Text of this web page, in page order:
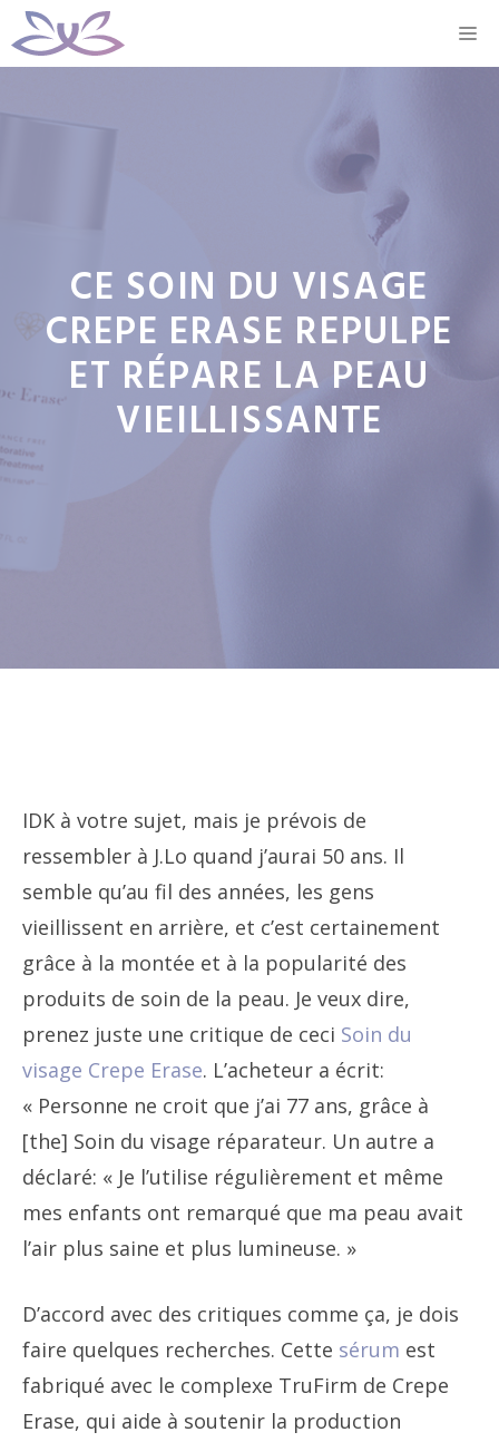
Aller
au
CE SOIN DU VISAGE
CREPE ERASE REPULPE
ET RÉPARE LA PEAU
VIEILLISSANTE
IDK à votre sujet, mais je prévois de
ressembler à J.Lo quand j’aurai 50 ans. Il
semble qu’au fil des années, les gens
vieillissent en arrière, et c’est certainement
grâce à la montée et à la popularité des
produits de soin de la peau. Je veux dire,
prenez juste une critique de ceci Soin du
visage Crepe Erase. L’acheteur a écrit:
« Personne ne croit que j’ai 77 ans, grâce à
[the] Soin du visage réparateur. Un autre a
déclaré: « Je l’utilise régulièrement et même
mes enfants ont remarqué que ma peau avait
l’air plus saine et plus lumineuse. »
D’accord avec des critiques comme ça, je dois
faire quelques recherches. Cette sérum est
fabriqué avec le complexe TruFirm de Crepe
Erase, qui aide à soutenir la production